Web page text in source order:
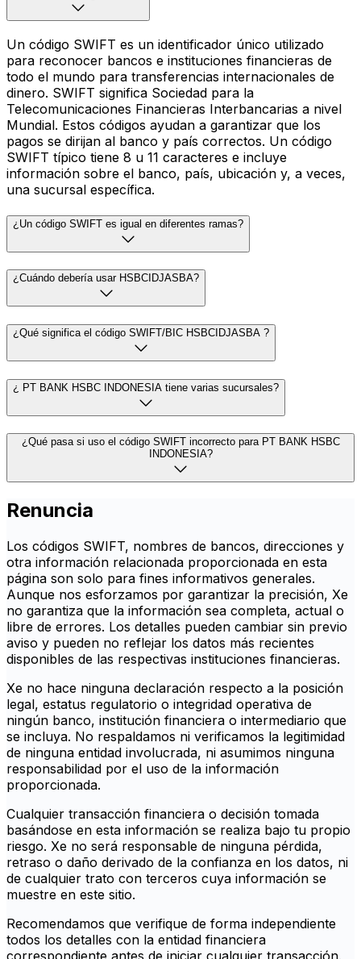
Un código SWIFT es un identificador único utilizado
para reconocer bancos e instituciones financieras de
todo el mundo para transferencias internacionales de
dinero. SWIFT significa Sociedad para la
Telecomunicaciones Financieras Interbancarias a nivel
Mundial. Estos códigos ayudan a garantizar que los
pagos se dirijan al banco y país correctos. Un código
SWIFT típico tiene 8 u 11 caracteres e incluye
información sobre el banco, país, ubicación y, a veces,
una sucursal específica.
¿Un código SWIFT es igual en diferentes ramas?
¿Cuándo debería usar HSBCIDJASBA?
¿Qué significa el código SWIFT/BIC HSBCIDJASBA ?
¿ PT BANK HSBC INDONESIA tiene varias sucursales?
¿Qué pasa si uso el código SWIFT incorrecto para PT BANK HSBC
INDONESIA?
Renuncia
Los códigos SWIFT, nombres de bancos, direcciones y
otra información relacionada proporcionada en esta
página son solo para fines informativos generales.
Aunque nos esforzamos por garantizar la precisión, Xe
no garantiza que la información sea completa, actual o
libre de errores. Los detalles pueden cambiar sin previo
aviso y pueden no reflejar los datos más recientes
disponibles de las respectivas instituciones financieras.
Xe no hace ninguna declaración respecto a la posición
legal, estatus regulatorio o integridad operativa de
ningún banco, institución financiera o intermediario que
se incluya. No respaldamos ni verificamos la legitimidad
de ninguna entidad involucrada, ni asumimos ninguna
responsabilidad por el uso de la información
proporcionada.
Cualquier transacción financiera o decisión tomada
basándose en esta información se realiza bajo tu propio
riesgo. Xe no será responsable de ninguna pérdida,
retraso o daño derivado de la confianza en los datos, ni
de cualquier trato con terceros cuya información se
muestre en este sitio.
Recomendamos que verifique de forma independiente
todos los detalles con la entidad financiera